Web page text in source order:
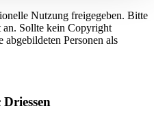
Nutzung freigegeben. Bitte
an. Sollte kein Copyright
abgebildeten Personen als